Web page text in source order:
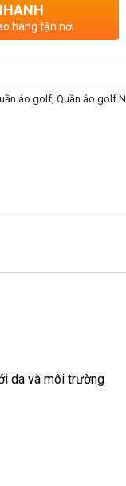
hàng tận nơi
áo golf, Quần áo golf
da và môi trường